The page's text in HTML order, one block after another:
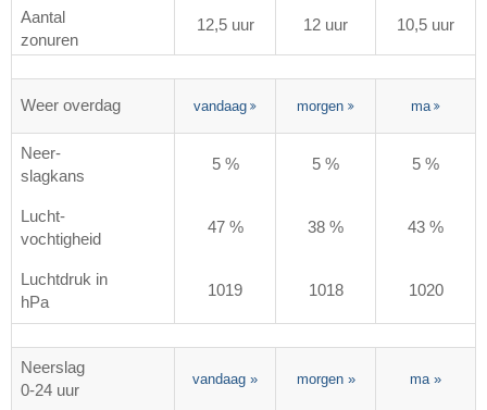
Aantal
zonuren
12,5 uur 12 uur 10,5 uur
Weer overdag vandaag morgen ma
Neer-
slagkans
5 % 5 % 5 %
Lucht-
vochtigheid
47 % 38 % 43 %
Luchtdruk in
hPa
1019 1018 1020
Neerslag
0-24 uur
vandaag » morgen » ma »